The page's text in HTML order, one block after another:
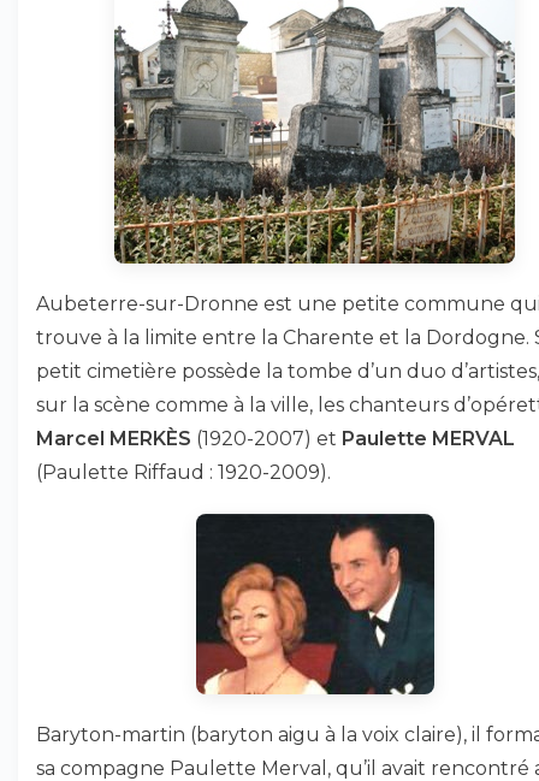
Aubeterre-sur-Dronne est une petite commune
trouve à la limite entre la Charente et la Dordogne.
petit cimetière possède la tombe d’un duo
sur la scène comme à la ville, les chanteurs
Marcel MERKÈS (1920-2007) et Paulette MERVAL
(Paulette Riffaud : 1920-2009).
Baryton-martin (baryton aigu à la voix claire), il
sa compagne Paulette Merval, qu’il avait rencontré